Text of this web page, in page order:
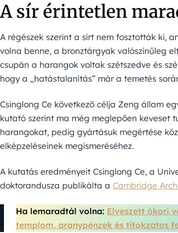
A sír érintetlen
A régészek szerint a sírt nem fosztották ki,
volna benne, a bronztárgyak valószínűleg
csupán a harangok voltak szétszedve és
hogy a „hatástalanítás” már a temetés
Csinglong Ce következő célja Zeng állam
kutató szerint ma még meglepően keveset
harangokat, pedig gyártásuk megértése
elképzeléseinek megismeréséhez.
A kutatás eredményeit Csinglong Ce, a
doktorandusza publikálta a Cambridge
Ha lemaradtál volna: Elveszett ókori
templom, aranypénzek és titokzatos